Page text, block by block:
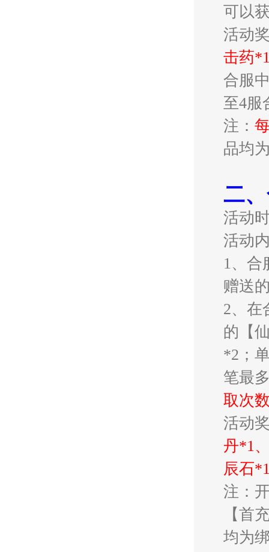
可以
活动
击药
合服
至4服
注：
品均
二、
活动
活动
1、合
赠送
2、在
的【
*2；
笔最
取次
活动
丹*1
辰石
注：
【首
均为